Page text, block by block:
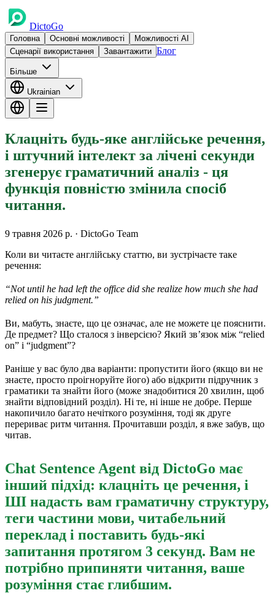
DictoGo
Головна Основні можливості
Можливості AI
Сценарії використання
Завантажити Блог
Більше
Ukrainian
Клацніть будь-яке англійське речення,
і штучний інтелект за лічені секунди
згенерує граматичний аналіз - ця
функція повністю змінила спосіб
читання.
9 травня 2026 р. · DictoGo Team
Коли ви читаєте англійську статтю, ви зустрічаєте таке
речення:
“Not until he had left the office did she realize how much she had
relied on his judgment.”
Ви, мабуть, знаєте, що це означає, але не можете це пояснити.
Де предмет? Що сталося з інверсією? Який зв’язок між “relied
on” і “judgment”?
Раніше у вас було два варіанти: пропустити його (якщо ви не
знаєте, просто проігноруйте його) або відкрити підручник з
граматики та знайти його (може знадобитися 20 хвилин, щоб
знайти відповідний розділ). Ні те, ні інше не добре. Перше
накопичило багато нечіткого розуміння, тоді як друге
перериває ритм читання. Прочитавши розділ, я вже забув, що
читав.
Chat Sentence Agent від DictoGo має
інший підхід: клацніть це речення, і
ШІ надасть вам граматичну структуру,
теги частини мови, читабельний
переклад і поставить будь-які
запитання протягом 3 секунд. Вам не
потрібно припиняти читання, ваше
розуміння стає глибшим.